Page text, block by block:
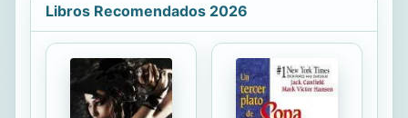
su poder original. El mundo implora
para que esta asociaci�n original
divina sea restablecida a su equilibrio
primigenio, lo cual es posible. �nase
a Kris Vallotton en un viaje
extraordinario que abrir� su
Libros Recomendados 2026